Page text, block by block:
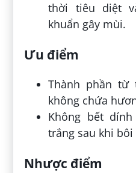
thời tiêu diệt
khuẩn gây mùi.
Ưu điểm
Thành phần từ
không chứa
Không bết
trắng sau khi bôi
Nhược điểm